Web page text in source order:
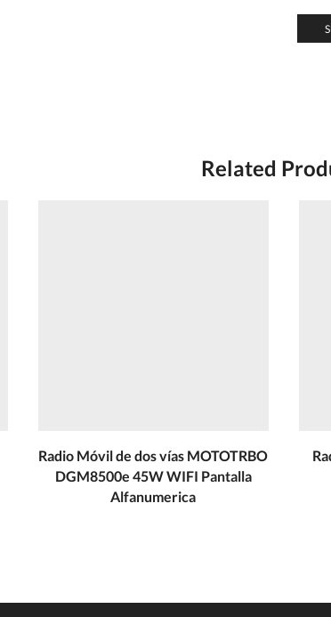
Related
Radio Móvil de dos vías MOTOTRBO
DGM8500e 45W WIFI Pantalla
Alfanumerica